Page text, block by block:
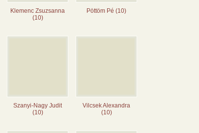
Klemenc Zsuzsanna
(10)
Pöttöm Pé (10)
Szanyi-Nagy Judit
(10)
Vilcsek Alexandra
(10)